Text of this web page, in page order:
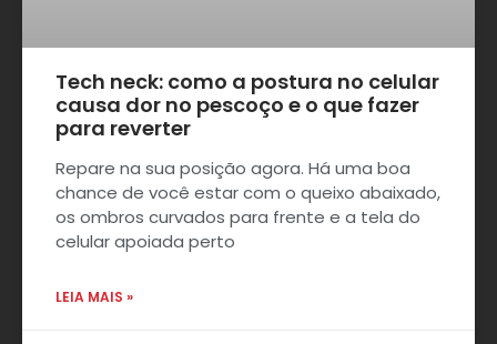
Tech neck: como a postura no celular
causa dor no pescoço e o que fazer
para reverter
Repare na sua posição agora. Há uma boa
chance de você estar com o queixo abaixado,
os ombros curvados para frente e a tela do
celular apoiada perto
LEIA MAIS »